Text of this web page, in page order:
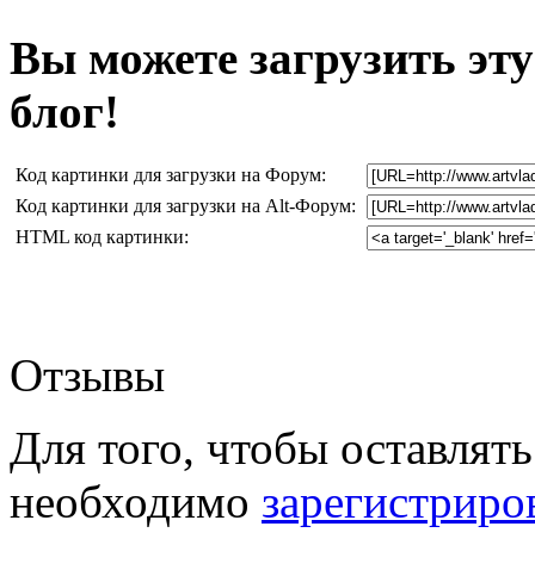
Вы можете загрузить
блог!
Код картинки для загрузки на Форум:
Код картинки для загрузки на Alt-Форум:
HTML код картинки:
Отзывы
Для того, чтобы
необходимо